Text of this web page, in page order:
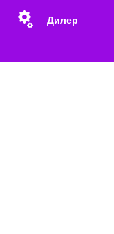
Дилер